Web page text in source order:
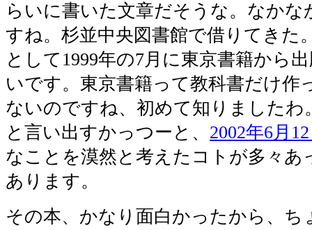
らいに書いた文章だそうな。なかな
すね。杉並中央図書館で借りてきた
として1999年の7月に東京書籍から
いです。東京書籍って教科書だけ作
ないのですね、初めて知りましたわ
と言い出すかっつーと、 2002年6月
なことを漠然と考えたコトが多々あ
あります。
その本、かなり面白かったから、ち